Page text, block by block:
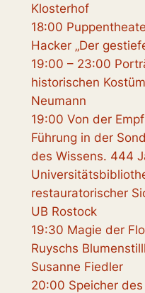
Klosterhof
18:00
Hacker „Der
19:00 – 23:00
historischen
Neumann
19:00 Von der
Führung in der
des Wissens. 444
restauratorischer
UB Rostock
19:30 Magie der
Ruyschs
Susanne Fiedler
20:00 Speicher